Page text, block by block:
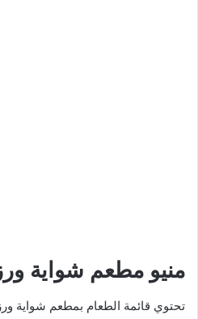
منيو مطعم شواية
تحتوي قائمة الطعام بمطعم شواية